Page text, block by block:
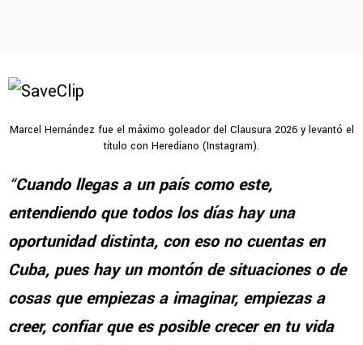
Marcel Hernández fue el máximo goleador del Clausura 2026 y levantó el
título con Herediano (Instagram).
“Cuando llegas a un país como este,
entendiendo que todos los días hay una
oportunidad distinta, con eso no cuentas en
Cuba, pues hay un montón de situaciones o de
cosas que empiezas a imaginar, empiezas a
creer, confiar que es posible crecer en tu vida